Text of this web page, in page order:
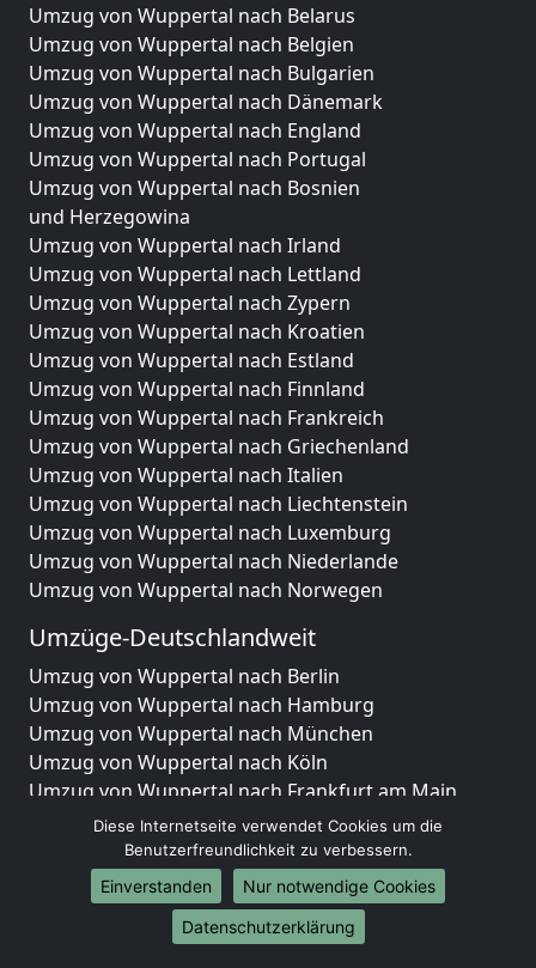
Umzug von Wuppertal nach Belarus
Umzug von Wuppertal nach Belgien
Umzug von Wuppertal nach Bulgarien
Umzug von Wuppertal nach Dänemark
Umzug von Wuppertal nach England
Umzug von Wuppertal nach Portugal
Umzug von Wuppertal nach Bosnien
und Herzegowina
Umzug von Wuppertal nach Irland
Umzug von Wuppertal nach Lettland
Umzug von Wuppertal nach Zypern
Umzug von Wuppertal nach Kroatien
Umzug von Wuppertal nach Estland
Umzug von Wuppertal nach Finnland
Umzug von Wuppertal nach Frankreich
Umzug von Wuppertal nach Griechenland
Umzug von Wuppertal nach Italien
Umzug von Wuppertal nach Liechtenstein
Umzug von Wuppertal nach Luxemburg
Umzug von Wuppertal nach Niederlande
Umzug von Wuppertal nach Norwegen
Umzüge-Deutschlandweit
Umzug von Wuppertal nach Berlin
Umzug von Wuppertal nach Hamburg
Umzug von Wuppertal nach München
Umzug von Wuppertal nach Köln
Umzug von Wuppertal nach Frankfurt am Main
Umzug von Wuppertal nach Stuttgart
Umzug von Wuppertal nach Düsseldorf
Umzug von Wuppertal nach Leipzig
Umzug von Wuppertal nach Dortmund
Umzug von Wuppertal nach Essen
Diese Internetseite verwendet Cookies um die
Benutzerfreundlichkeit zu verbessern.
Einverstanden
Nur notwendige Cookies
Datenschutzerklärung